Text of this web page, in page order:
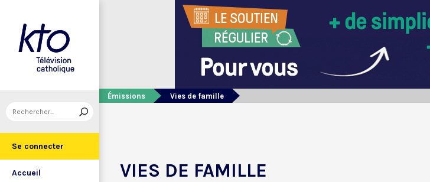
Se connecter
Accueil
Émissions Vies de famille
VIES DE FAMILLE